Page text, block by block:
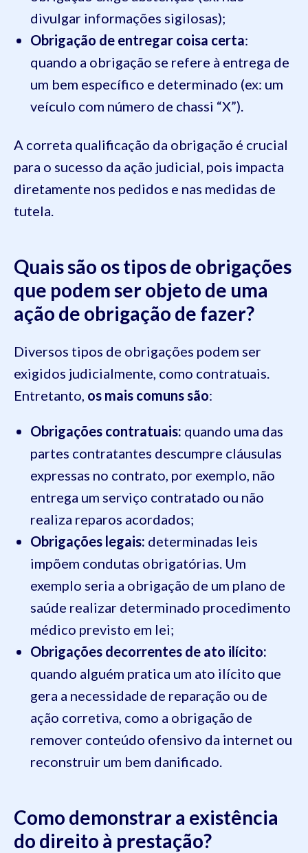
divulgar informações sigilosas);
Obrigação de entregar coisa certa:
quando a obrigação se refere à entrega de
um bem específico e determinado (ex: um
veículo com número de chassi “X”).
A correta qualificação da obrigação é crucial
para o sucesso da ação judicial, pois impacta
diretamente nos pedidos e nas medidas de
tutela.
Quais são os tipos de obrigações
que podem ser objeto de uma
ação de obrigação de fazer?
Diversos tipos de obrigações podem ser
exigidos judicialmente, como contratuais.
Entretanto, os mais comuns são:
Obrigações contratuais: quando uma das
partes contratantes descumpre cláusulas
expressas no contrato, por exemplo, não
entrega um serviço contratado ou não
realiza reparos acordados;
Obrigações legais: determinadas leis
impõem condutas obrigatórias. Um
exemplo seria a obrigação de um plano de
saúde realizar determinado procedimento
médico previsto em lei;
Obrigações decorrentes de ato ilícito:
quando alguém pratica um ato ilícito que
gera a necessidade de reparação ou de
ação corretiva, como a obrigação de
remover conteúdo ofensivo da internet ou
reconstruir um bem danificado.
Como demonstrar a existência
do direito à prestação?